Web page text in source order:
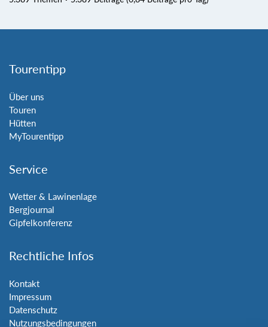
Tourentipp
Über uns
Touren
Hütten
MyTourentipp
Service
Wetter & Lawinenlage
Bergjournal
Gipfelkonferenz
Rechtliche Infos
Kontakt
Impressum
Datenschutz
Nutzungsbedingungen